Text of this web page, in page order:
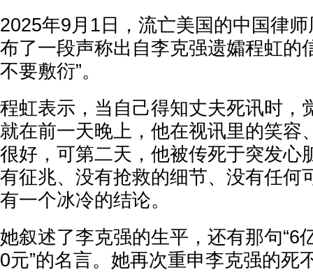
2025年9月1日，流亡美国的中国律
布了一段声称出自李克强遗孀程虹的
不要敷衍”。
程虹表示，当自己得知丈夫死讯时，
就在前一天晚上，他在视讯里的笑容
很好，可第二天，他被传死于突发心
有征兆、没有抢救的细节、没有任何
有一个冰冷的结论。
她叙述了李克强的生平，还有那句“6
0元”的名言。她再次重申李克强的死